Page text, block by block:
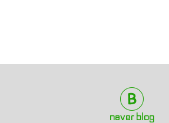
naver blog